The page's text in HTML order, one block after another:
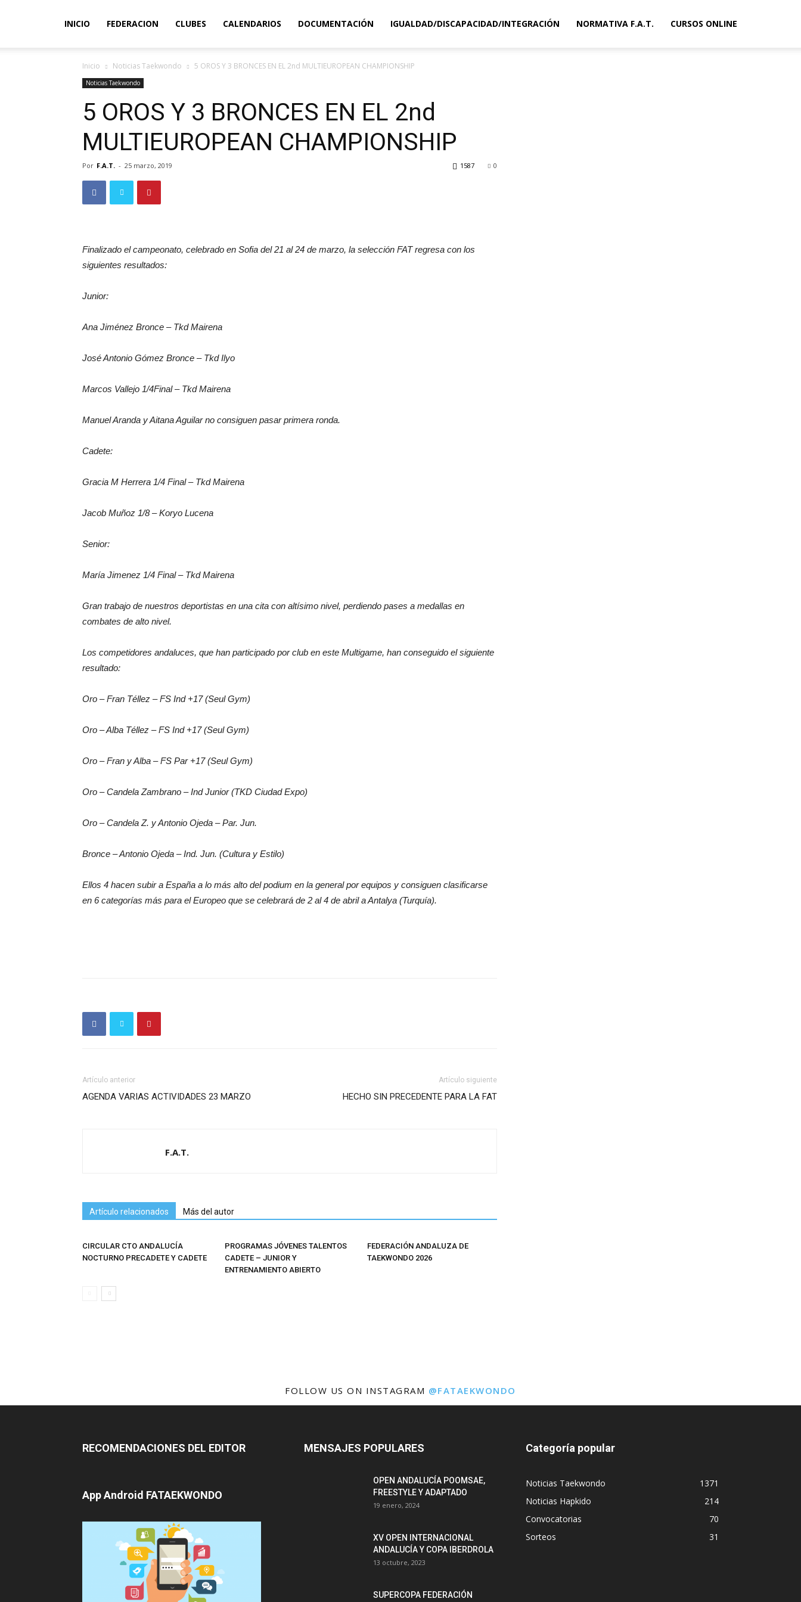
INICIO FEDERACION CLUBES CALENDARIOS DOCUMENTACIÓN IGUALDAD/DISCAPACIDAD/INTEGRACIÓN NORMATIVA F.A.T. CURSOS ONLINE
Inicio Noticias Taekwondo 5 OROS Y 3 BRONCES EN EL 2nd MULTIEUROPEAN CHAMPIONSHIP
Noticias Taekwondo
5 OROS Y 3 BRONCES EN EL 2nd
MULTIEUROPEAN CHAMPIONSHIP
Por F.A.T. - 25 marzo, 2019 0
1587
Finalizado el campeonato, celebrado en Sofia del 21 al 24 de marzo, la selección FAT regresa con los
siguientes resultados:
Junior:
Ana Jiménez Bronce – Tkd Mairena
José Antonio Gómez Bronce – Tkd Ilyo
Marcos Vallejo 1/4Final – Tkd Mairena
Manuel Aranda y Aitana Aguilar no consiguen pasar primera ronda.
Cadete:
Gracia M Herrera 1/4 Final – Tkd Mairena
Jacob Muñoz 1/8 – Koryo Lucena
Senior:
María Jimenez 1/4 Final – Tkd Mairena
Gran trabajo de nuestros deportistas en una cita con altísimo nivel, perdiendo pases a medallas en
combates de alto nivel.
Los competidores andaluces, que han participado por club en este Multigame, han conseguido el siguiente
resultado:
Oro – Fran Téllez – FS Ind +17 (Seul Gym)
Oro – Alba Téllez – FS Ind +17 (Seul Gym)
Oro – Fran y Alba – FS Par +17 (Seul Gym)
Oro – Candela Zambrano – Ind Junior (TKD Ciudad Expo)
Oro – Candela Z. y Antonio Ojeda – Par. Jun.
Bronce – Antonio Ojeda – Ind. Jun. (Cultura y Estilo)
Ellos 4 hacen subir a España a lo más alto del podium en la general por equipos y consiguen clasificarse
en 6 categorías más para el Europeo que se celebrará de 2 al 4 de abril a Antalya (Turquía).
Artículo anterior
AGENDA VARIAS ACTIVIDADES 23 MARZO
Artículo siguiente
HECHO SIN PRECEDENTE PARA LA FAT
F.A.T.
Artículo relacionados Más del autor
CIRCULAR CTO ANDALUCÍA
NOCTURNO PRECADETE Y CADETE
PROGRAMAS JÓVENES TALENTOS
CADETE – JUNIOR Y
ENTRENAMIENTO ABIERTO
FEDERACIÓN ANDALUZA DE
TAEKWONDO 2026
FOLLOW US ON INSTAGRAM @FATAEKWONDO
RECOMENDACIONES DEL EDITOR
App Android FATAEKWONDO
MENSAJES POPULARES
OPEN ANDALUCÍA POOMSAE,
FREESTYLE Y ADAPTADO
19 enero, 2024
XV OPEN INTERNACIONAL
ANDALUCÍA Y COPA IBERDROLA
13 octubre, 2023
SUPERCOPA FEDERACIÓN
Categoría popular
Noticias Taekwondo
1371
Noticias Hapkido
214
Convocatorias
70
Sorteos
31